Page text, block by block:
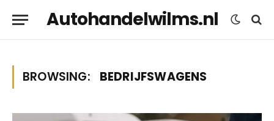
Autohandelwilms.nl
BROWSING: BEDRIJFSWAGENS